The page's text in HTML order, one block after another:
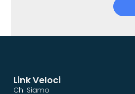
Link Veloci
Chi Siamo